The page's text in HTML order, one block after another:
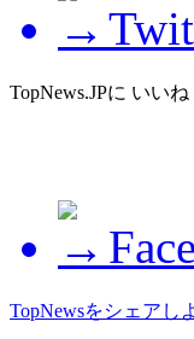
TopNews.JPに いいね
TopNewsをシェアし